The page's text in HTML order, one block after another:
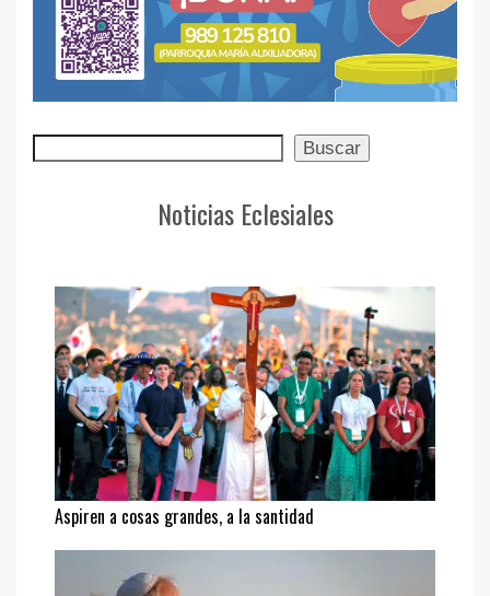
Buscar Buscar
Noticias Eclesiales
Aspiren a cosas grandes, a la santidad